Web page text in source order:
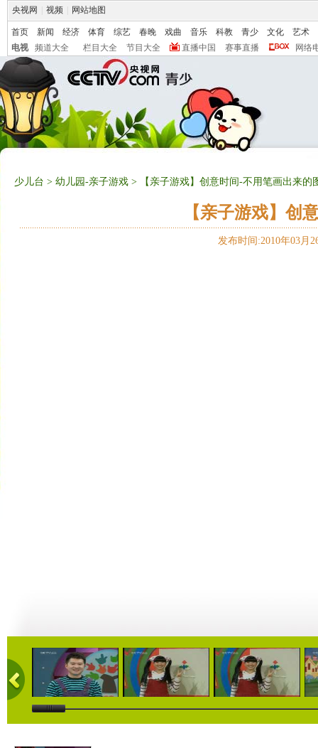
央视网 视频 网站地图
首页 新闻 经济 体育 综艺 春晚 戏曲 音乐 科教 青少 文化
艺术
电视
频道大全 栏目大全 节目大全 直播中国 赛事直播 网络
少儿台 > 幼儿园-亲子游戏 > 【亲子游戏】创意时间-不用笔画出来的
【亲子游戏】创
发布时间:2010年03月
05:37 10:16 04:22